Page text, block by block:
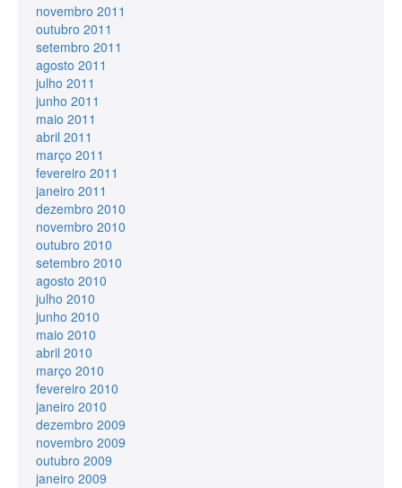
novembro 2011
outubro 2011
setembro 2011
agosto 2011
julho 2011
junho 2011
maio 2011
abril 2011
março 2011
fevereiro 2011
janeiro 2011
dezembro 2010
novembro 2010
outubro 2010
setembro 2010
agosto 2010
julho 2010
junho 2010
maio 2010
abril 2010
março 2010
fevereiro 2010
janeiro 2010
dezembro 2009
novembro 2009
outubro 2009
janeiro 2009